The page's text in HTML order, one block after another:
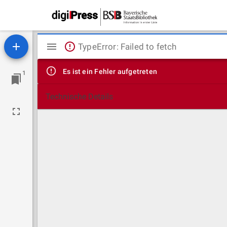
1
Mirador
Viewer
TypeError: Failed to fetch
Es ist ein Fehler aufgetreten
Technische Details